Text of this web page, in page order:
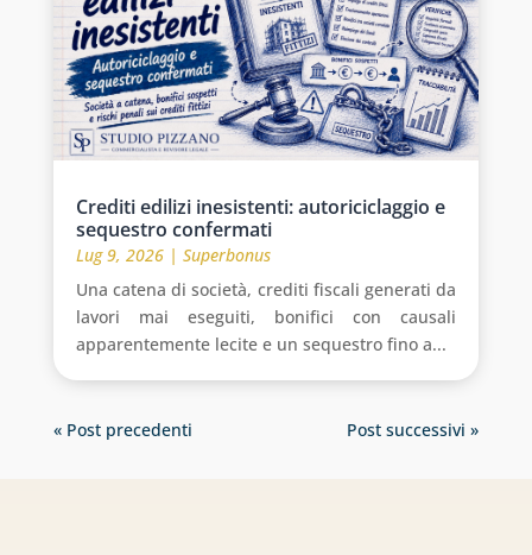
Crediti edilizi inesistenti: autoriciclaggio e
sequestro confermati
Lug 9, 2026| Superbonus
Una catena di società, crediti fiscali generati da
lavori mai eseguiti, bonifici con causali
apparentemente lecite e un sequestro fino a...
« Post precedenti Post successivi »